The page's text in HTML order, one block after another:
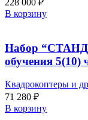
228 000 ₽
В корзину
Набор
обучения 5(10)
Квадрокоптеры и
71 280 ₽
В корзину